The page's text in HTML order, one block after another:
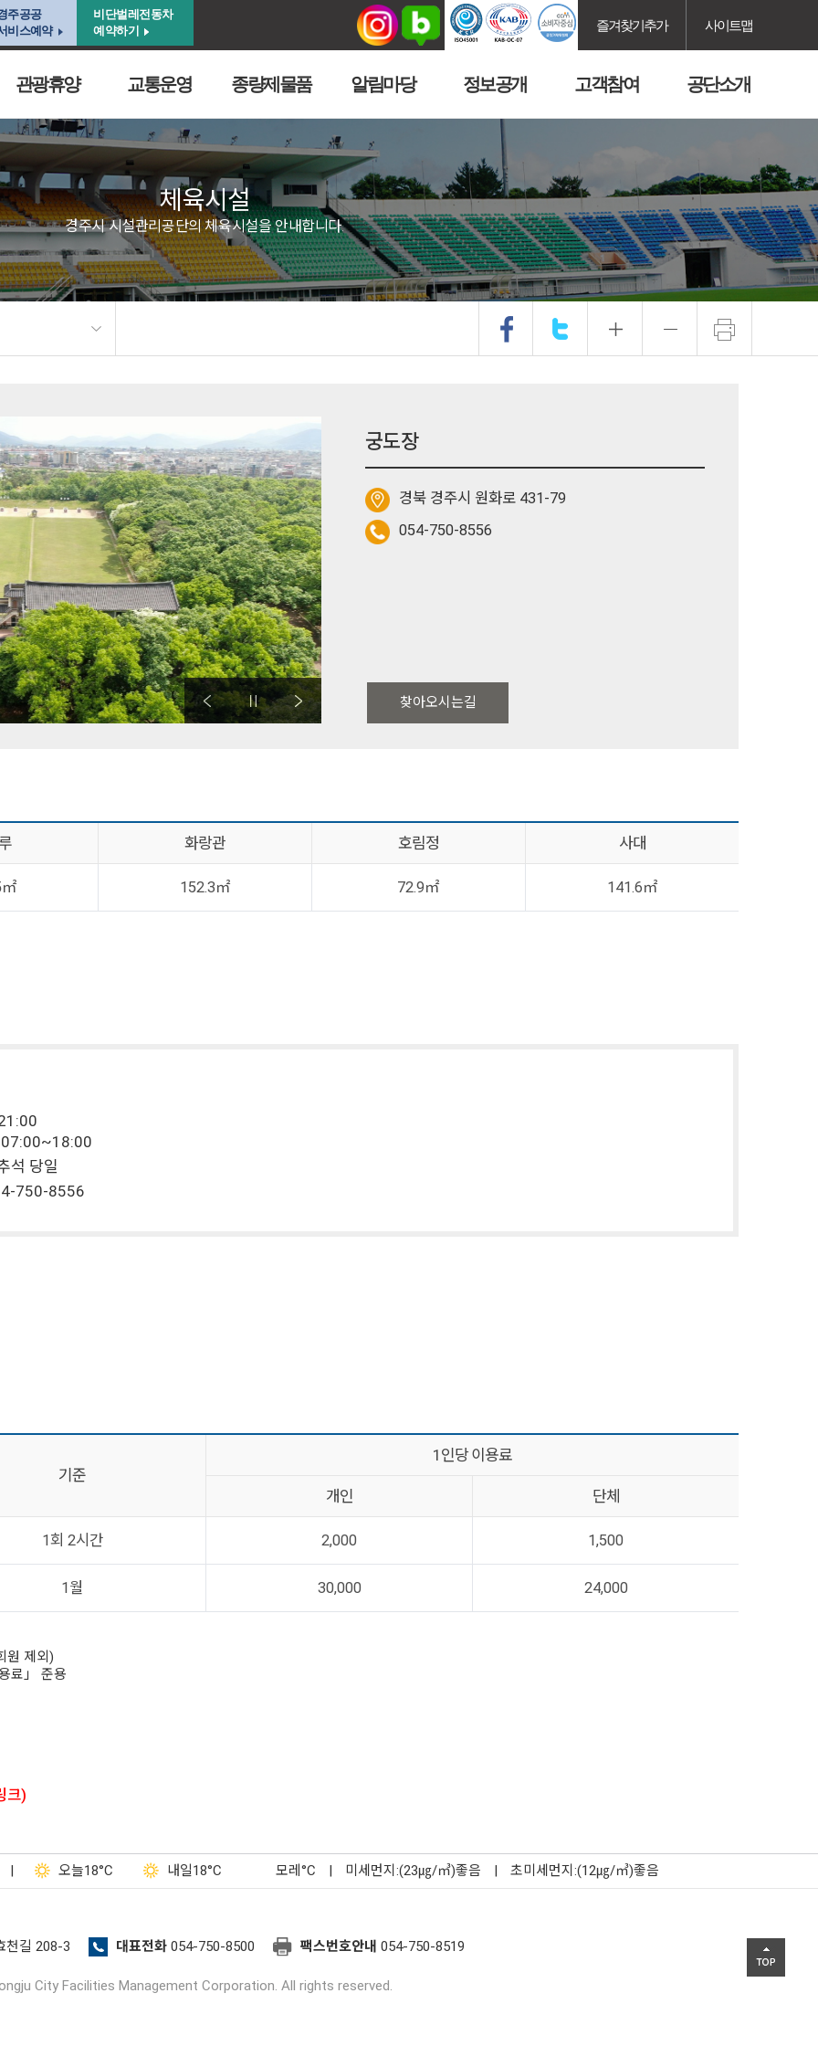
주공공
비스예약
비단벌레전동차
예약하기
즐겨찾기추가 사이트맵
관광휴양 교통운영 종량제물품 알림마당 정보공개 고객참여 공단소개
체육시설
경주시 시설관리공단의 체육시설을 안내합니다.
궁도장
경북 경주시 원화로 431-79
054-750-8556
찾아오시는길
화랑관 호림정 사대
152.3㎡ 72.9㎡ 141.6㎡
07:00~18:00
석 당일
750-8556
기준
1인당 이용료
개인 단체
1회 2시간 2,000 1,500
1월 30,000 24,000
원 제외)
료」 준용
크)
| 오늘18°C 내일18°C 모레 °C | 미세먼지:(23㎍/㎥)좋음 | 초미세먼지:(12㎍/㎥)좋음
천길 208-3 대표전화 054-750-8500 팩스번호안내 054-750-8519
City Facilities Management Corporation. All rights reserved.